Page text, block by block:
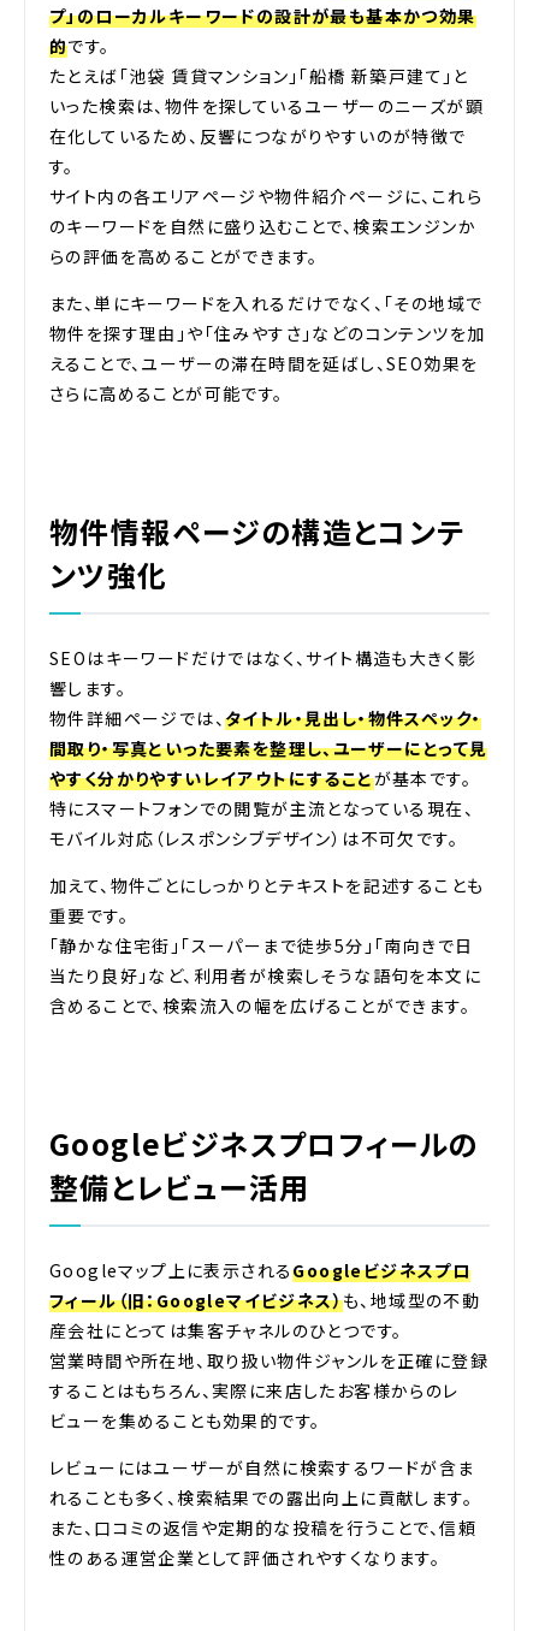
プ」のローカルキーワードの設計が最も基本かつ効果
的です。
たとえば「池袋 賃貸マンション」「船橋 新築戸建て」と
いった検索は、物件を探しているユーザーのニーズが顕
在化しているため、反響につながりやすいのが特徴で
す。
サイト内の各エリアページや物件紹介ページに、これら
のキーワードを自然に盛り込むことで、検索エンジンか
らの評価を高めることができます。
また、単にキーワードを入れるだけでなく、「その地域で
物件を探す理由」や「住みやすさ」などのコンテンツを加
えることで、ユーザーの滞在時間を延ばし、SEO効果を
さらに高めることが可能です。
物件情報ページの構造とコンテ
ンツ強化
SEOはキーワードだけではなく、サイト構造も大きく影
響します。
物件詳細ページでは、タイトル・見出し・物件スペック・
間取り・写真といった要素を整理し、ユーザーにとって見
やすく分かりやすいレイアウトにすることが基本です。
特にスマートフォンでの閲覧が主流となっている現在、
モバイル対応（レスポンシブデザイン）は不可欠です。
加えて、物件ごとにしっかりとテキストを記述することも
重要です。
「静かな住宅街」「スーパーまで徒歩5分」「南向きで日
当たり良好」など、利用者が検索しそうな語句を本文に
含めることで、検索流入の幅を広げることができます。
Googleビジネスプロフィールの
整備とレビュー活用
Googleマップ上に表示されるGoogleビジネスプロ
フィール（旧：Googleマイビジネス）も、地域型の不動
産会社にとっては集客チャネルのひとつです。
営業時間や所在地、取り扱い物件ジャンルを正確に登録
することはもちろん、実際に来店したお客様からのレ
ビューを集めることも効果的です。
レビューにはユーザーが自然に検索するワードが含ま
れることも多く、検索結果での露出向上に貢献します。
また、口コミの返信や定期的な投稿を行うことで、信頼
性のある運営企業として評価されやすくなります。